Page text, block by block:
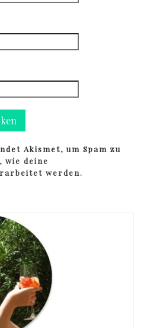
Akismet, um Spam zu
wie deine
werden.